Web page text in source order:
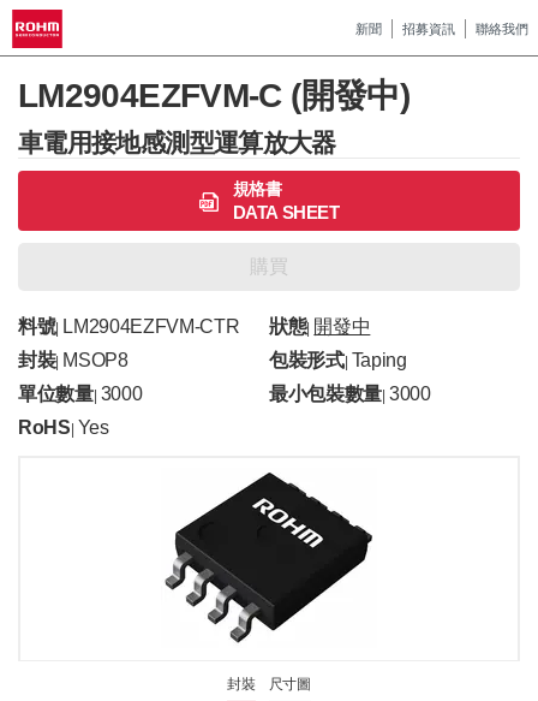
新聞 招募資訊 聯絡我們
LM2904EZFVM-C (開發中)
車電用接地感測型運算放大器
規格書
DATA SHEET
購買
料號| LM2904EZFVM-CTR 狀態| 開發中
封裝| MSOP8 包裝形式| Taping
單位數量| 3000 最小包裝數量 |3000
RoHS Yes
封裝 尺寸圖